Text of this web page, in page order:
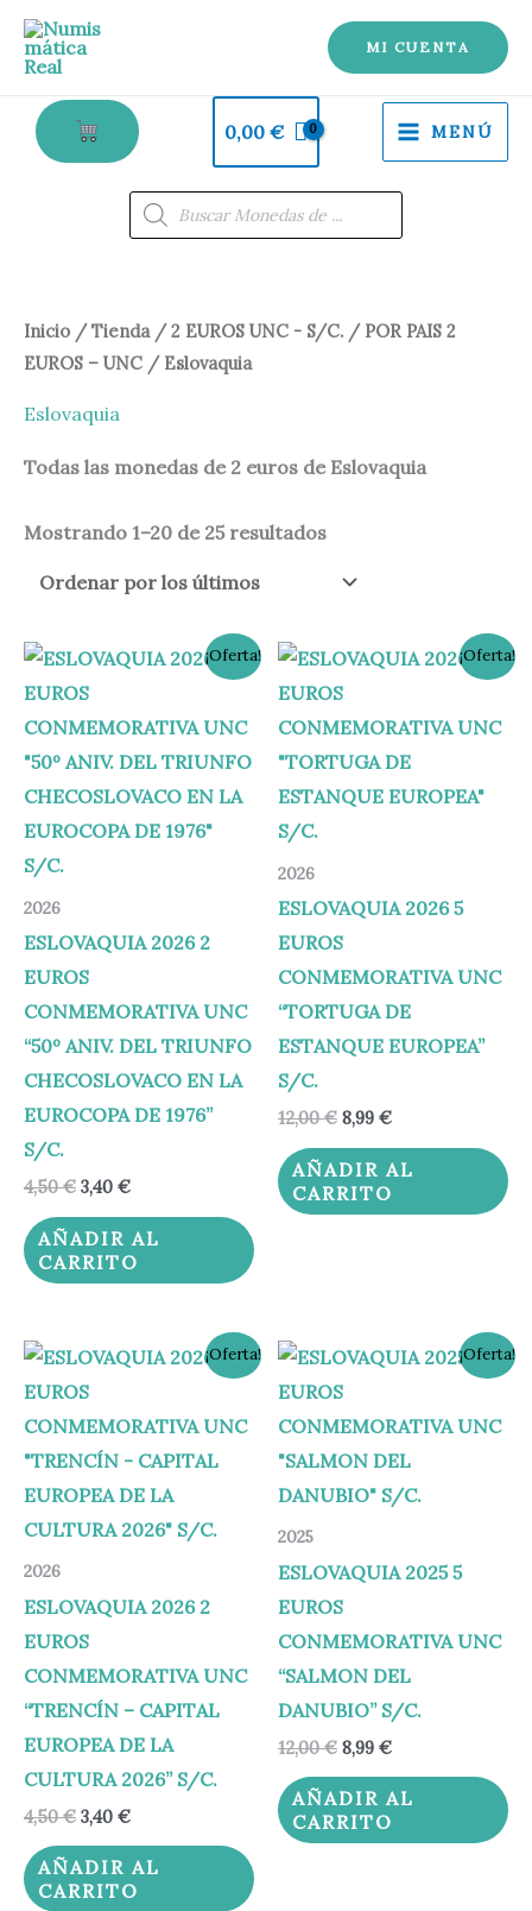
MI CUENTA
0,00 € MENÚ
Búsqueda
de
productos
Inicio /Tienda/2 EUROS UNC - S/C. / POR PAIS 2
EUROS – UNC / Eslovaquia
Eslovaquia
Todas las monedas de 2 euros de Eslovaquia
Mostrando 1–20 de 25 resultados
Ordenado
por
¡Oferta!
2026
ESLOVAQUIA 2026 2
EUROS
CONMEMORATIVA UNC
“50º ANIV. DEL TRIUNFO
CHECOSLOVACO EN LA
EUROCOPA DE 1976”
S/C.
4,50€
El
precio
original
era:
4,50 €.
3,40 €
El
precio
es:
3,40 €.
AÑADIR AL
CARRITO
¡Oferta!
2026
ESLOVAQUIA 2026 5
EUROS
CONMEMORATIVA UNC
“TORTUGA DE
ESTANQUE EUROPEA”
S/C.
12,00€
El
precio
original
era:
12,00 €.
8,99 €
El
precio
es:
8,99 €.
AÑADIR AL
CARRITO
¡Oferta!
2026
ESLOVAQUIA 2026 2
EUROS
CONMEMORATIVA UNC
“TRENCÍN – CAPITAL
EUROPEA DE LA
CULTURA 2026” S/C.
4,50€
El
precio
original
4,50 €.
3,40 €
El
precio
3,40 €.
AÑADIR AL
CARRITO
¡Oferta!
2025
ESLOVAQUIA 2025 5
EUROS
CONMEMORATIVA UNC
“SALMON DEL
DANUBIO” S/C.
12,00€
El
precio
original
12,00 €.
8,99 €
El
precio
8,99 €.
AÑADIR AL
CARRITO